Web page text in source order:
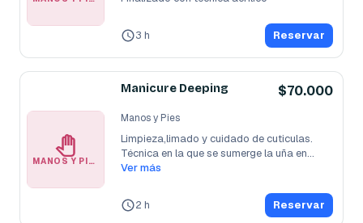
3 h Reservar
MANOS Y PIES
Manicure Deeping $70.000
Manos y Pies
Limpieza,limado y cuidado de cuticulas.
Técnica en la que se sumerge la uña en...
Ver más
2 h Reservar